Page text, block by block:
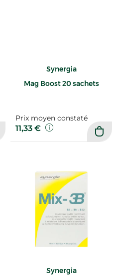
Synergia
Mag Boost 20 sachets
Prix moyen constaté
11,33 €
Synergia